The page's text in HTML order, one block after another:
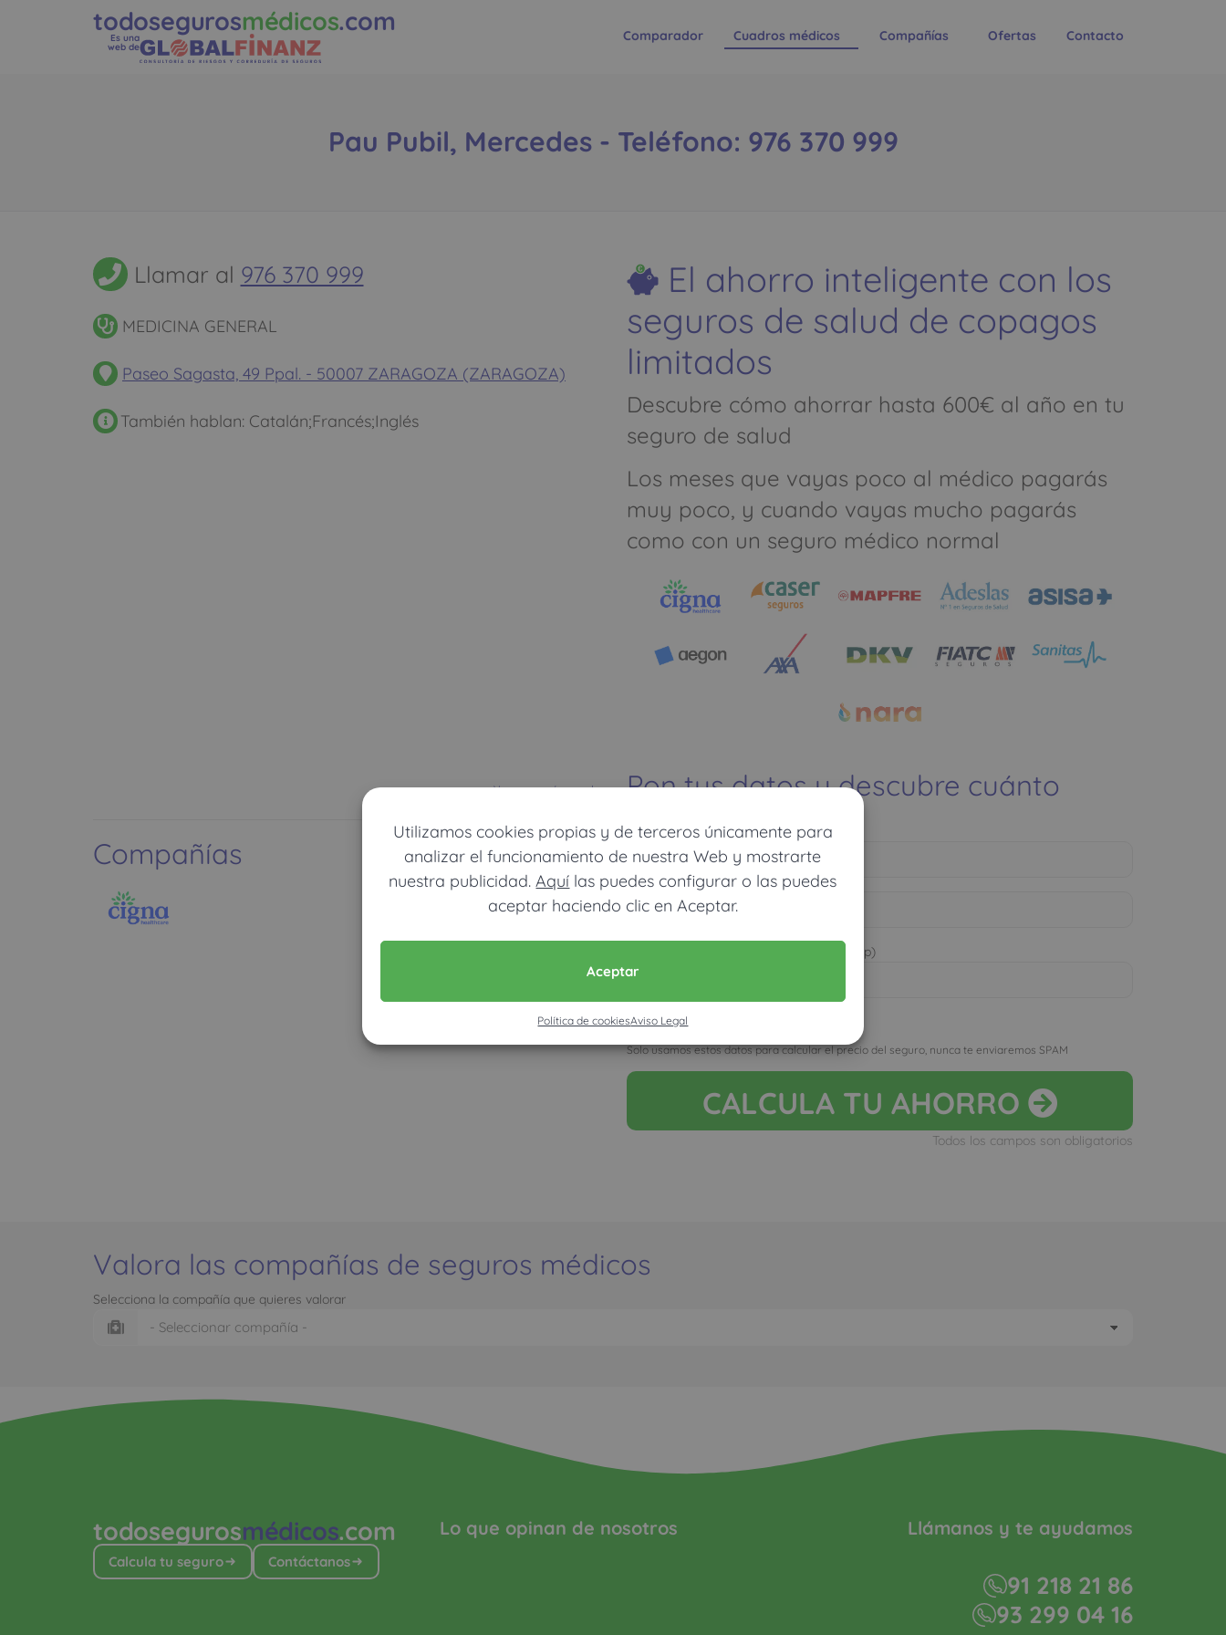
Utilizamos cookies propias y de terceros únicamente para
analizar el funcionamiento de nuestra Web y mostrarte
nuestra publicidad.Aquí las puedes configurar o las puedes
aceptar haciendo clic en Aceptar.
Aceptar
Política de cookiesAviso Legal
todosegurosmédicos.com
Es una
web de
Comparador Cuadros médicos Compañías Ofertas Contacto
Pau Pubil, Mercedes - Teléfono: 976 370 999
Llamar al 976 370 999
MEDICINA GENERAL
Paseo Sagasta, 49 Ppal. - 50007 ZARAGOZA (ZARAGOZA)
También hablan: Catalán;Francés;Inglés
Ver mapa más grande
Compañías
El ahorro inteligente con los
seguros de salud de copagos
limitados
Descubre cómo ahorrar hasta 600€ al año en tu
seguro de salud
Los meses que vayas poco al médico pagarás
muy poco, y cuando vayas mucho pagarás
como con un seguro médico normal
Pon tus datos y descubre cuánto
dinero ahorrarías
Móvil (Enviamos resultados vía WhatsApp)
Acepto la nota legal y RGPD
Solo usamos estos datos para calcular el precio del seguro, nunca te enviaremos SPAM
CALCULA TU AHORRO
Todos los campos son obligatorios
Valora las compañías de seguros médicos
Selecciona la compañía que quieres valorar
todosegurosmédicos.com
Calcula tu seguro Contáctanos
Lo que opinan de nosotros Llámanos y te ayudamos
91 218 21 86
93 299 04 16